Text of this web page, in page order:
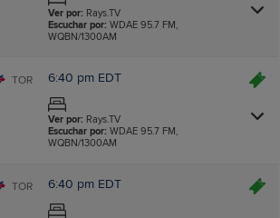
Ver por: Rays.TV
Escuchar por: WDAE 95.7 FM,
WQBN/1300AM
TOR 6:40 pm EDT
Ver por: Rays.TV
Escuchar por: WDAE 95.7 FM,
WQBN/1300AM
TOR 6:40 pm EDT